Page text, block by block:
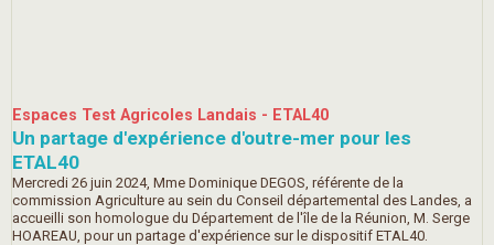
Espaces Test Agricoles Landais - ETAL40
Un partage d'expérience d'outre-mer pour les
ETAL40
Mercredi 26 juin 2024, Mme Dominique DEGOS, référente de la
commission Agriculture au sein du Conseil départemental des Landes, a
accueilli son homologue du Département de l'île de la Réunion, M. Serge
HOAREAU, pour un partage d'expérience sur le dispositif ETAL40.